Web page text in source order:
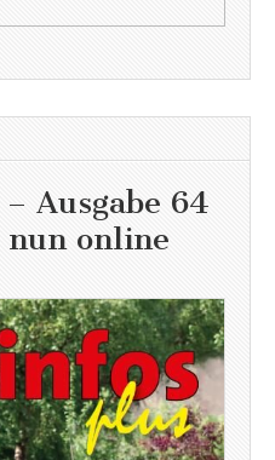
Ausgabe 64
online